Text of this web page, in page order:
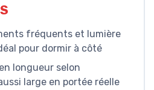
fréquents et lumière
pour dormir à côté
longueur selon
large en portée réelle